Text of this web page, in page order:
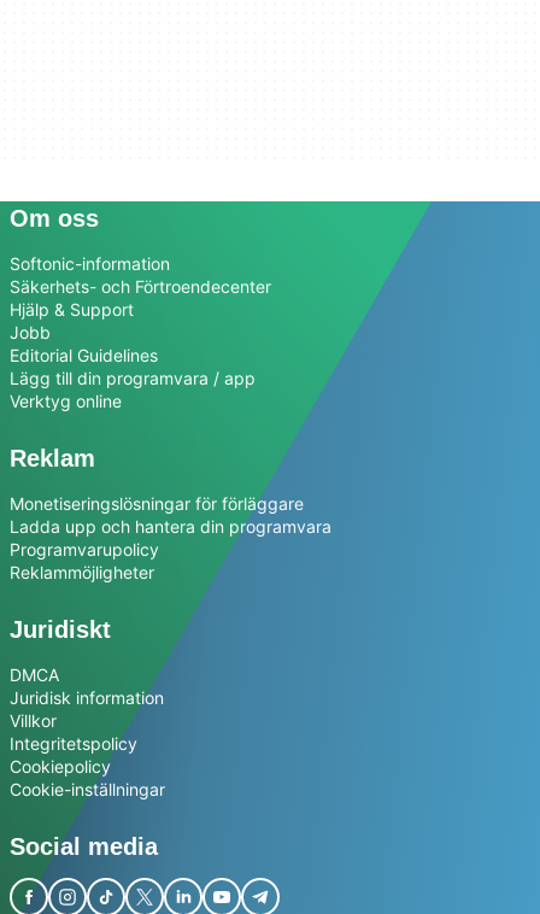
Om oss
Softonic-information
Säkerhets- och Förtroendecenter
Hjälp & Support
Jobb
Editorial Guidelines
Lägg till din programvara / app
Verktyg online
Reklam
Monetiseringslösningar för förläggare
Ladda upp och hantera din programvara
Programvarupolicy
Reklammöjligheter
Juridiskt
DMCA
Juridisk information
Villkor
Integritetspolicy
Cookiepolicy
Cookie-inställningar
Social media